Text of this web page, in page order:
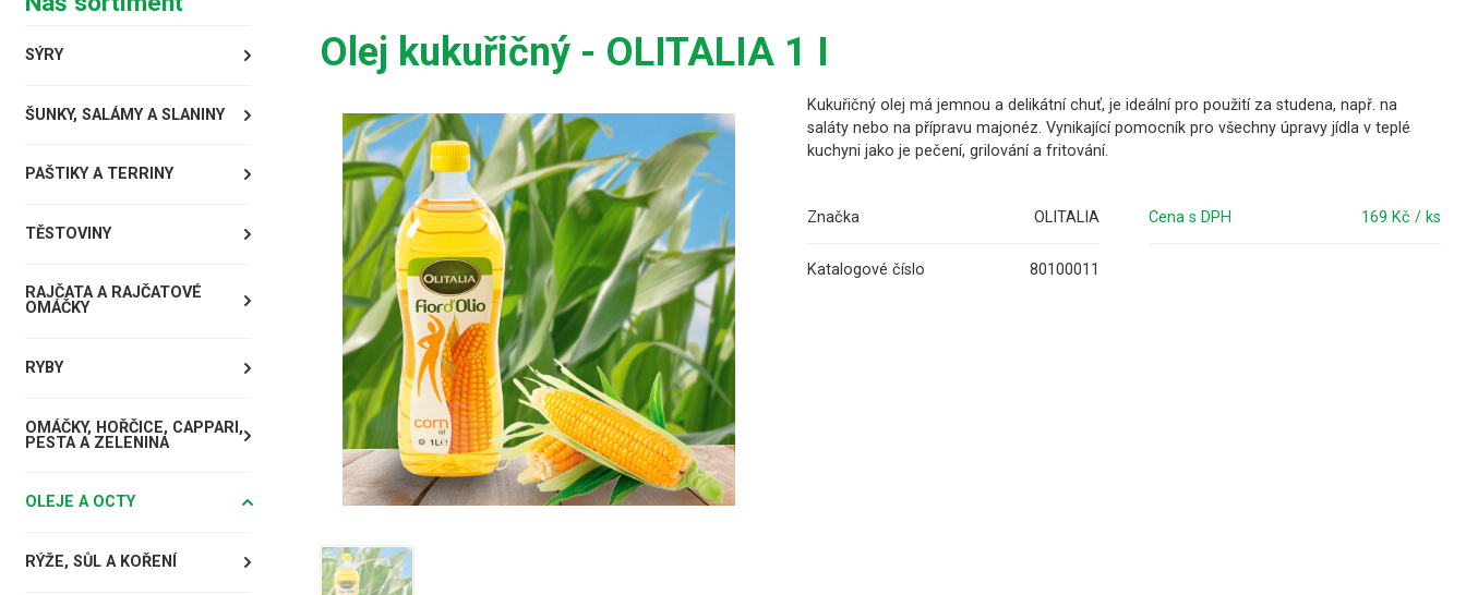
SÝRY
ŠUNKY, SALÁMY A SLANINY
PAŠTIKY A TERRINY
TĚSTOVINY
RAJČATA A RAJČATOVÉ
OMÁČKY
RYBY
OMÁČKY, HOŘČICE, CAPPARI,
PESTA A ZELENINA
OLEJE A OCTY
RÝŽE, SŮL A KOŘENÍ
Olej kukuřičný - OLITALIA 1 I
Kukuřičný olej má jemnou a delikátní chuť, je ideální pro použití za studena, např. na
saláty nebo na přípravu majonéz. Vynikající pomocník pro všechny úpravy jídla v teplé
kuchyni jako je pečení, grilování a fritování.
Značka OLITALIA
Katalogové číslo 80100011
Cena s DPH 169 Kč / ks